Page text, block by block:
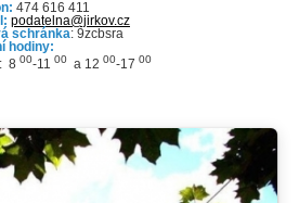
474 616 411
podatelna@jirkov.cz
schránka: 9zcbsra
hodiny:
8 00-11 00 a 12 00-17 00